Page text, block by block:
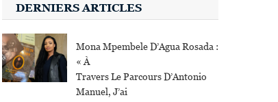
DERNIERS ARTICLES
Mona Mpembele D’Agua Rosada :
« À
Travers Le Parcours D’Antonio
Manuel, J’ai